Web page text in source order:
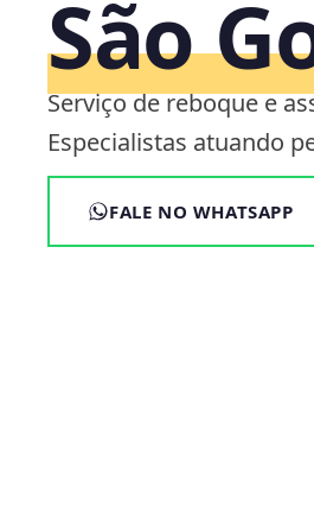
São
Serviço de reboque e
Especialistas atuando
FALE NO WHATSAPP